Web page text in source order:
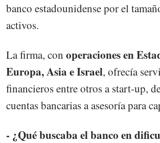
banco estadounidense por el
activos.
La firma, con operaciones en
Europa, Asia e Israel, ofrecía
financieros entre otros a start-up,
cuentas bancarias a asesoría para
- ¿Qué buscaba el banco en